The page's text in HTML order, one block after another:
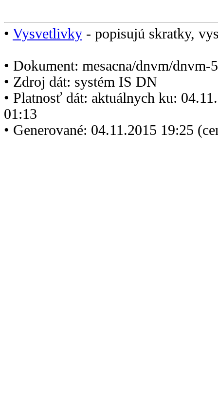
• Vysvetlivky - popisujú skratky,
• Dokument: mesacna/dnvm/dnvm-
• Zdroj dát: systém IS DN
• Platnosť dát: aktuálnych ku:
01:13
• Generované: 04.11.2015 19:25